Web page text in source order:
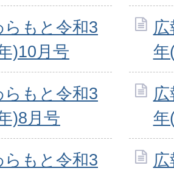
らもと令和3
)10月号
年
らもと令和3
)8月号
年
らもと令和3